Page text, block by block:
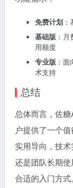
免费计划
基础版 ：
用额度
专业版 ：
术支持
总结
总体而言，佐
户提供了一个
实用导向，技
还是团队长期
合适的入门方